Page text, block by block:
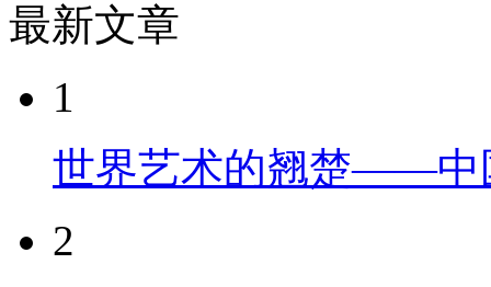
最新文章
1
世界艺术的翘楚——中
2